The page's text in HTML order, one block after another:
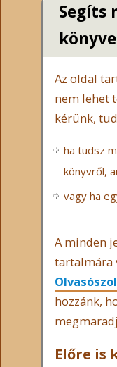
Segíts
Az oldal
nem lehet
kérünk,
ha tudsz
könyvről,
vagy ha
A minden
tartalmára
hozzánk,
Előre is